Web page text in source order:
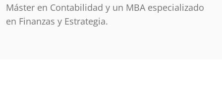
Máster en Contabilidad y un MBA especializado
en Finanzas y Estrategia.